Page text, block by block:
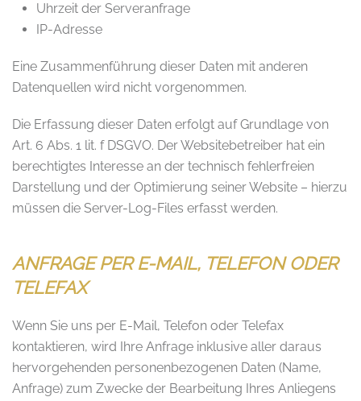
Uhrzeit der Serveranfrage
IP-Adresse
Eine Zusammenführung dieser Daten mit anderen
Datenquellen wird nicht vorgenommen.
Die Erfassung dieser Daten erfolgt auf Grundlage von
Art. 6 Abs. 1 lit. f DSGVO. Der Websitebetreiber hat ein
berechtigtes Interesse an der technisch fehlerfreien
Darstellung und der Optimierung seiner Website – hierzu
müssen die Server-Log-Files erfasst werden.
ANFRAGE PER E-MAIL, TELEFON ODER
TELEFAX
Wenn Sie uns per E-Mail, Telefon oder Telefax
kontaktieren, wird Ihre Anfrage inklusive aller daraus
hervorgehenden personenbezogenen Daten (Name,
Anfrage) zum Zwecke der Bearbeitung Ihres Anliegens